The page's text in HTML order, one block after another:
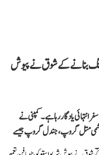
میں ڈرائنگ بنانے کے شوق نے پیوش
انتہائی یادگار رہا ہے۔ کمپنی نے
متل گروپ، جندل گروپ جیسے